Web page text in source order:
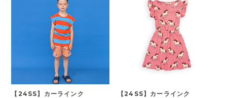
【24SS】カーラインク
【24SS】カーラインク